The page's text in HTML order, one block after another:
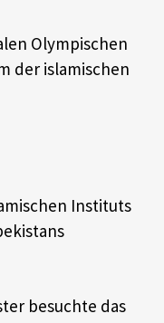
Olympischen
der islamischen
Instituts
besuchte das